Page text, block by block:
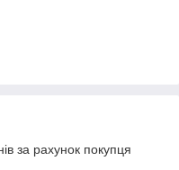
за рахунок покупця